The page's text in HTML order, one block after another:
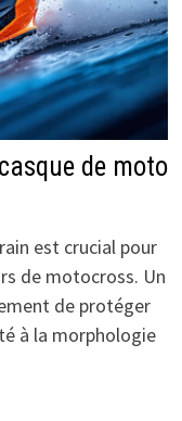
de moto
est crucial pour
de motocross. Un
de protéger
à la morphologie